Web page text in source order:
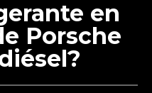
de inmediato.
en Porsche No
a reparar este tipo de